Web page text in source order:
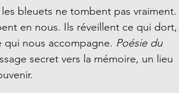
bleuets ne tombent pas vraiment.
en nous. Ils réveillent ce qui dort,
nous accompagne. Poésie du
secret vers la mémoire, un lieu